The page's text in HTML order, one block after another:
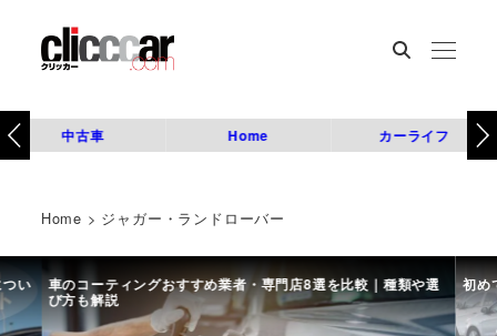
中古車 Home カーライフ
Home > ジャガー・ランドローバー
い 車のコーティングおすすめ業者・専門店8選を比較｜種類や選
び方も解説
初め